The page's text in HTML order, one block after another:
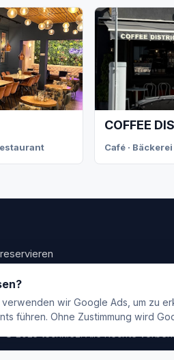
COFFEE
Café · Bäckerei
© 2025 techkiez. Alle Rechte
wir Google Ads, um zu
führen. Ohne Zustimmung wird